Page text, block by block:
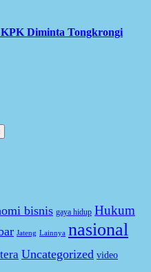
Diminta Tongkrongi
bisnis gaya hidup Hukum
Jateng Lainnya nasional
Uncategorized video